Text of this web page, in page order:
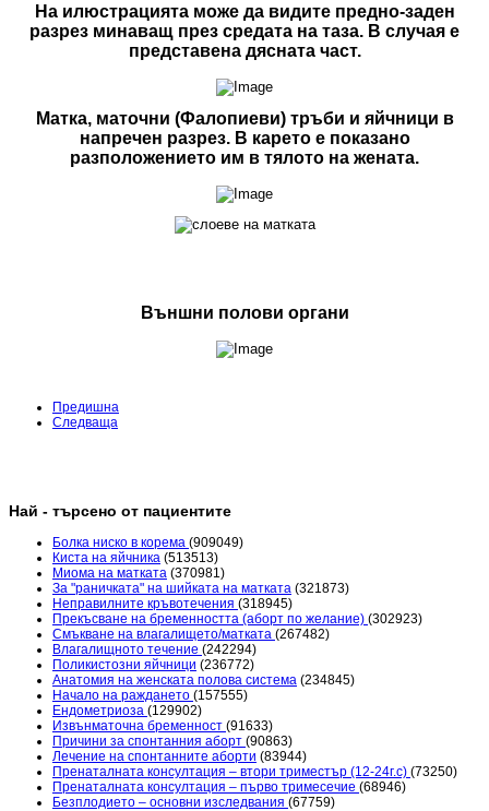
На илюстрацията може да видите предно-заден
разрез минаващ през средата на таза. В случая е
представена дясната част.
Матка, маточни (Фалопиеви) тръби и яйчници в
напречен разрез. В карето е показано
разположението им в тялото на жената.
Външни полови органи
Предишна
Следваща
Най - търсено от пациентите
Болка ниско в корема (909049)
Киста на яйчника (513513)
Миома на матката (370981)
За "раничката" на шийката на матката (321873)
Неправилните кръвотечения (318945)
Прекъсване на бременността (аборт по желание) (302923)
Смъкване на влагалището/матката (267482)
Влагалищното течение (242294)
Поликистозни яйчници (236772)
Анатомия на женската полова система (234845)
Начало на раждането (157555)
Ендометриоза (129902)
Извънматочна бременност (91633)
Причини за спонтанния аборт (90863)
Лечение на спонтанните аборти (83944)
Пренаталната консултация – втори триместър (12-24г.с) (73250)
Пренаталната консултация – първо тримесечие (68946)
Безплодието – основни изследвания (67759)